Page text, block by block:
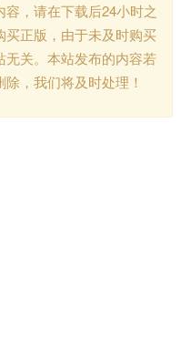
，请在下载后24小时之
买正版，由于未及时购买
关。本站发布的内容若
，我们将及时处理！